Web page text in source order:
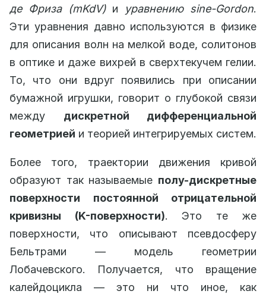
де Фриза (mKdV)и уравнению sine-Gordon.
Эти уравнения давно используются в физике
для описания волн на мелкой воде, солитонов
в оптике и даже вихрей в сверхтекучем гелии.
То, что они вдруг появились при описании
бумажной игрушки, говорит о глубокой связи
между дискретной дифференциальной
геометрией и теорией интегрируемых систем.
Более того, траектории движения кривой
образуют так называемые полу-дискретные
поверхности постоянной отрицательной
кривизны (K-поверхности). Это те же
поверхности, что описывают псевдосферу
Бельтрами — модель геометрии
Лобачевского. Получается, что вращение
калейдоцикла — это ни что иное, как